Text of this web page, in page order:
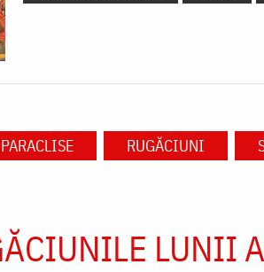
PARACLISE RUGĂCIUNI
LUNII